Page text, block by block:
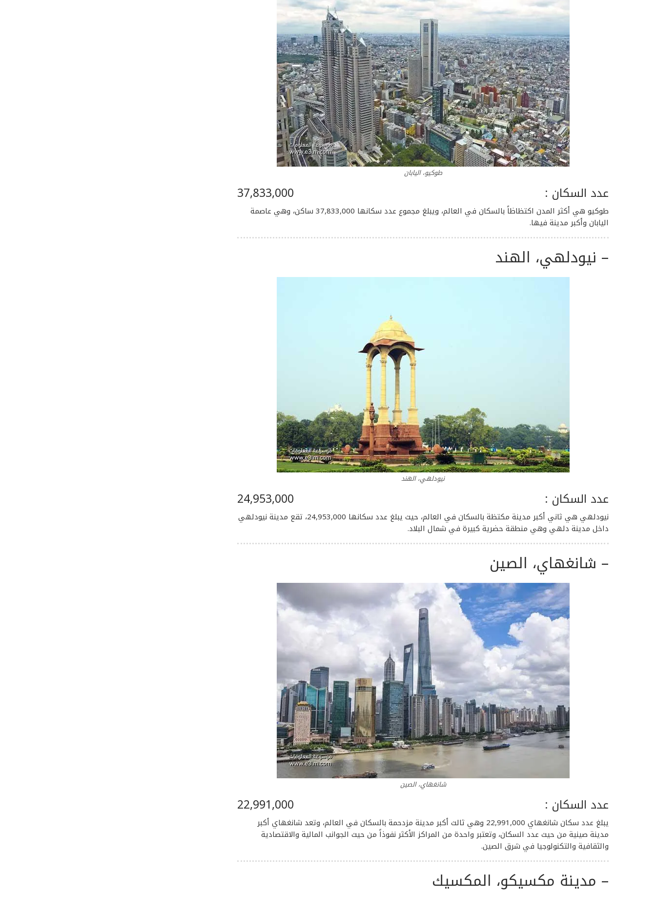
طوكيو، اليابان
37,833,000 عدد السكان :
طوكيو هي أكثر المدن اكتظاظاً بالسكان في العالم، ويبلغ مجموع عدد سكانها 37,833,000 ساكن، وهي عاصمة
اليابان وأكبر مدينة فيها.
– نيودلهي، الهند
نيودلهي، الهند
24,953,000 عدد السكان :
نيودلهي هي ثاني أكبر مدينة مكتظة بالسكان في العالم، حيث يبلغ عدد سكانها 24,953,000، تقع مدينة نيودلهي
داخل مدينة دلهي وهي منطقة حضرية كبيرة في شمال البلاد.
– شانغهاي، الصين
شانغهاي، الصين
22,991,000 عدد السكان :
يبلغ عدد سكان شانغهاي 22,991,000 وهي ثالث أكبر مدينة مزدحمة بالسكان في العالم، وتعد شانغهاي أكبر
مدينة صينية من حيث عدد السكان، وتعتبر واحدة من المراكز الأكثر نفوذاً من حيث الجوانب المالية والاقتصادية
والثقافية والتكنولوجيا في شرق الصين.
– مدينة مكسيكو، المكسيك